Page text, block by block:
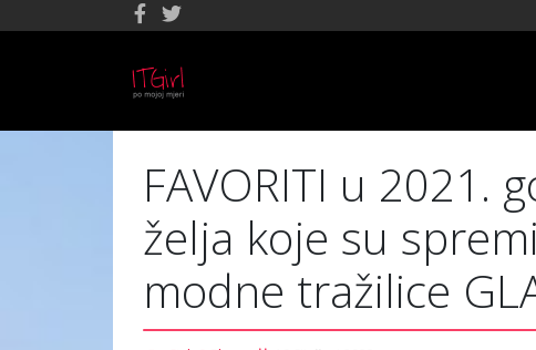
FAVORITI u 2021.
želja koje su
modne tražilice